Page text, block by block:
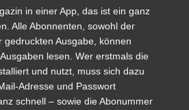
in einer App, das ist ein ganz
Alle Abonnenten, sowohl der
gedruckten Ausgabe, können
lesen. Wer erstmals die
und nutzt, muss sich dazu
Adresse und Passwort
schnell – sowie die Abonummer